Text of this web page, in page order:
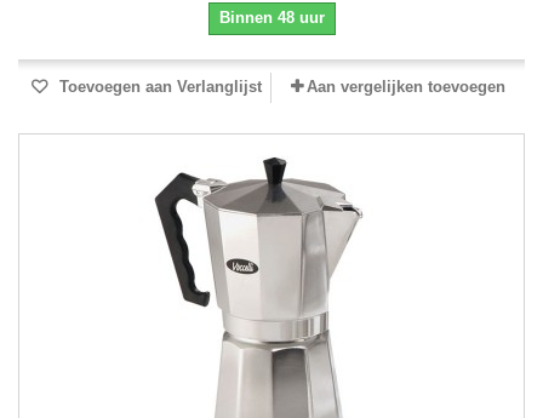
Binnen 48 uur
Toevoegen aan Verlanglijst Aan vergelijken toevoegen